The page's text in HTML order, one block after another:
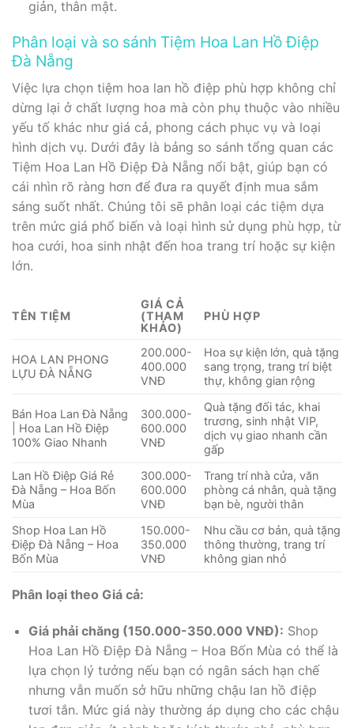
giản, thân mật.
Phân loại và so sánh Tiệm Hoa Lan Hồ Điệp
Đà Nẵng
Việc lựa chọn tiệm hoa lan hồ điệp phù hợp không chỉ
dừng lại ở chất lượng hoa mà còn phụ thuộc vào nhiều
yếu tố khác như giá cả, phong cách phục vụ và loại
hình dịch vụ. Dưới đây là bảng so sánh tổng quan các
Tiệm Hoa Lan Hồ Điệp Đà Nẵng nổi bật, giúp bạn có
cái nhìn rõ ràng hơn để đưa ra quyết định mua sắm
sáng suốt nhất. Chúng tôi sẽ phân loại các tiệm dựa
trên mức giá phổ biến và loại hình sử dụng phù hợp, từ
hoa cưới, hoa sinh nhật đến hoa trang trí hoặc sự kiện
lớn.
TÊN TIỆM
GIÁ CẢ
(THAM
KHẢO)
PHÙ HỢP
HOA LAN PHONG
LỰU ĐÀ NẴNG
200.000-
400.000
VNĐ
Hoa sự kiện lớn, quà tặng
sang trọng, trang trí biệt
thự, không gian rộng
Bán Hoa Lan Đà Nẵng
| Hoa Lan Hồ Điệp
100% Giao Nhanh
300.000-
600.000
VNĐ
Quà tặng đối tác, khai
trương, sinh nhật VIP,
dịch vụ giao nhanh cần
gấp
Lan Hồ Điệp Giá Rẻ
Đà Nẵng – Hoa Bốn
Mùa
300.000-
600.000
VNĐ
Trang trí nhà cửa, văn
phòng cá nhân, quà tặng
bạn bè, người thân
Shop Hoa Lan Hồ
Điệp Đà Nẵng – Hoa
Bốn Mùa
150.000-
350.000
VNĐ
Nhu cầu cơ bản, quà tặng
thông thường, trang trí
không gian nhỏ
Phân loại theo Giá cả:
Giá phải chăng (150.000-350.000 VNĐ): Shop
Hoa Lan Hồ Điệp Đà Nẵng – Hoa Bốn Mùa có thể là
lựa chọn lý tưởng nếu bạn có ngân sách hạn chế
nhưng vẫn muốn sở hữu những chậu lan hồ điệp
tươi tắn. Mức giá này thường áp dụng cho các chậu